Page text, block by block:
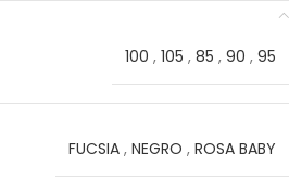
100 , 105 , 85 , 90 , 95
FUCSIA , NEGRO , ROSA BABY